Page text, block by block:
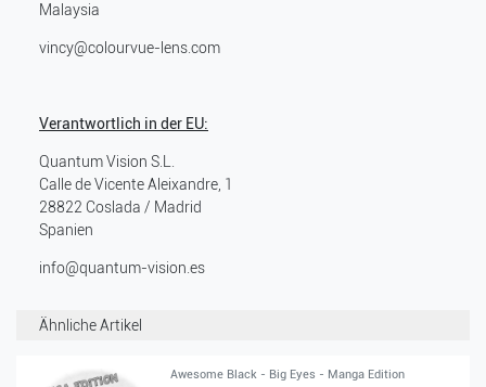
Malaysia
vincy@colourvue-lens.com
Verantwortlich in der EU:
Quantum Vision S.L.
Calle de Vicente Aleixandre, 1
28822 Coslada / Madrid
Spanien
info@quantum-vision.es
Ähnliche Artikel
Awesome Black - Big Eyes - Manga Edition